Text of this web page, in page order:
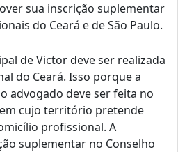
sua inscrição suplementar
do Ceará e de São Paulo.
de Victor deve ser realizada
do Ceará. Isso porque a
advogado deve ser feita no
cujo território pretende
profissional. A
suplementar no Conselho